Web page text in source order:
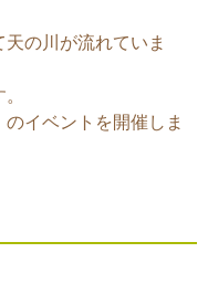
の川が流れていま
イベントを開催しま